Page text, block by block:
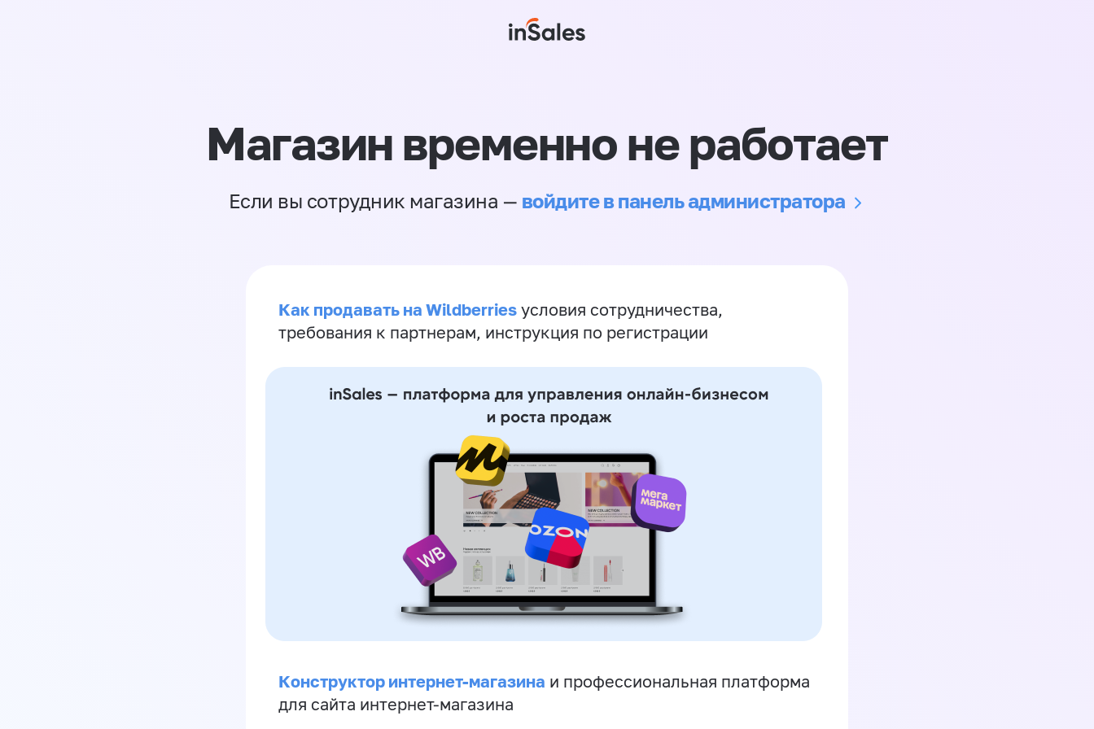
Магазин временно не работает
Если вы сотрудник магазина — войдите в панель администратора
Как продавать на Wildberries условия сотрудничества,
требования к партнерам, инструкция по регистрации
Конструктор интернет-магазина и профессиональная платформа
для сайта интернет-магазина